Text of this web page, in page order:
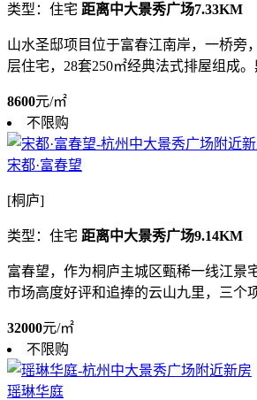
类型：住宅 距离中大景秀广场7.33KM
山水圣邸项目位于富春江南岸，一桥旁
层住宅，28套250㎡经典法式排屋组成
8600元/㎡
不限购
宋都·富春望
[桐庐]
类型：住宅 距离中大景秀广场9.14KM
富春望，作为桐庐主城区甄稀一线江景
市场高度好评和追捧的云山九里，三个
32000元/㎡
不限购
瑶琳华庭